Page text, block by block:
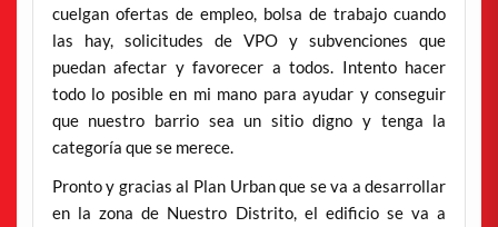
cuelgan ofertas de empleo, bolsa de trabajo cuando
las hay, solicitudes de VPO y subvenciones que
puedan afectar y favorecer a todos. Intento hacer
todo lo posible en mi mano para ayudar y conseguir
que nuestro barrio sea un sitio digno y tenga la
categoría que se merece.
Pronto y gracias al Plan Urban que se va a desarrollar
en la zona de Nuestro Distrito, el edificio se va a